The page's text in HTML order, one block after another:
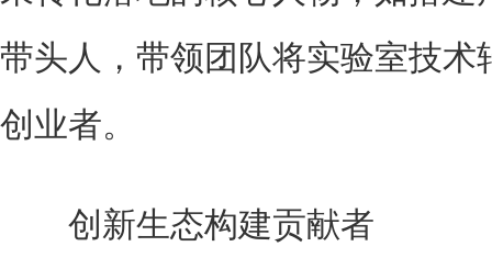
带头人，带领团队将实验室技术
创业者。
创新生态构建贡献者